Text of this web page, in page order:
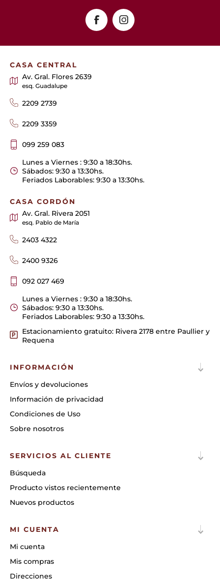
CASA CENTRAL
Av. Gral. Flores 2639
esq. Guadalupe
2209 2739
2209 3359
099 259 083
Lunes a Viernes : 9:30 a 18:30hs.
Sábados: 9:30 a 13:30hs.
Feriados Laborables: 9:30 a 13:30hs.
CASA CORDÓN
Av. Gral. Rivera 2051
esq. Pablo de María
2403 4322
2400 9326
092 027 469
Lunes a Viernes : 9:30 a 18:30hs.
Sábados: 9:30 a 13:30hs.
Feriados Laborables: 9:30 a 13:30hs.
Estacionamiento gratuito: Rivera 2178 entre Paullier y
Requena
INFORMACIÓN
Envíos y devoluciones
Información de privacidad
Condiciones de Uso
Sobre nosotros
SERVICIOS AL CLIENTE
Búsqueda
Producto vistos recientemente
Nuevos productos
MI CUENTA
Mi cuenta
Mis compras
Direcciones